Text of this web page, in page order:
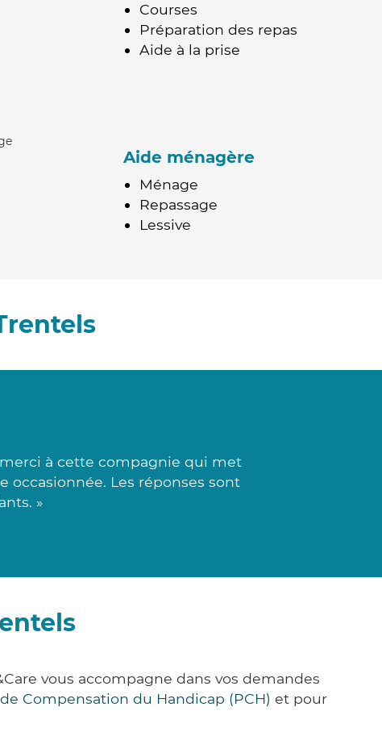
Courses
Préparation des repas
Aide à la prise
Aide ménagère
Ménage
Repassage
Lessive
à cette compagnie qui met
Les réponses sont
»
vous accompagne dans vos demandes
Compensation du Handicap (PCH) et pour